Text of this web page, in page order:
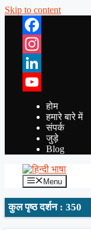
Skip to content
Facebook
Instagram
LinkedIn
YouTube
होम
हमारे बारे में
संपर्क
जुड़े
Blog
Menu
कुल पृष्ठ दर्शन : 350